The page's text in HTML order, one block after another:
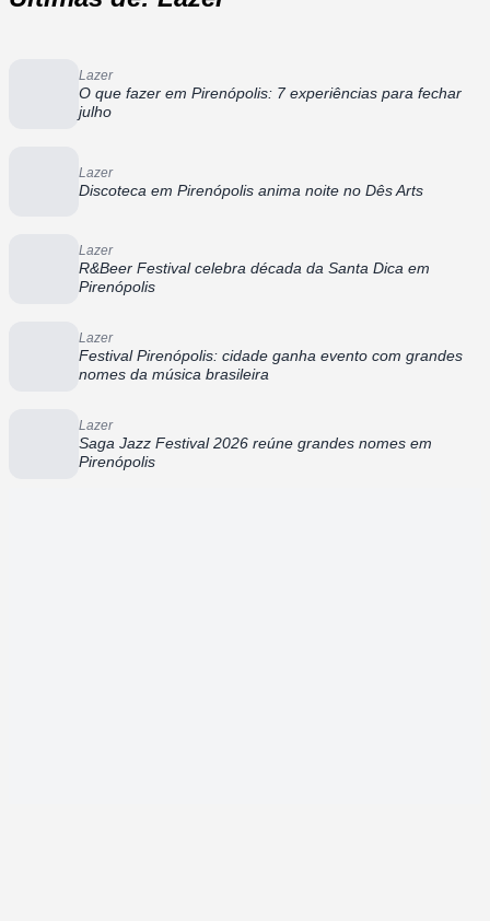
Lazer
O que fazer em Pirenópolis: 7 experiências para fechar
julho
Lazer
Discoteca em Pirenópolis anima noite no Dês Arts
Lazer
R&Beer Festival celebra década da Santa Dica em
Pirenópolis
Lazer
Festival Pirenópolis: cidade ganha evento com grandes
nomes da música brasileira
Lazer
Saga Jazz Festival 2026 reúne grandes nomes em
Pirenópolis